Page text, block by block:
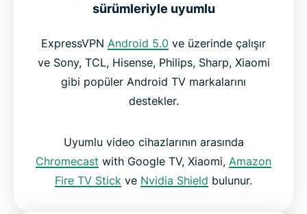
sürümleriyle uyumlu
ExpressVPN Android 5.0 ve üzerinde çalışır
ve Sony, TCL, Hisense, Philips, Sharp, Xiaomi
gibi popüler Android TV markalarını
destekler.
Uyumlu video cihazlarının arasında
Chromecast with Google TV, Xiaomi, Amazon
Fire TV Stick ve Nvidia Shield bulunur.